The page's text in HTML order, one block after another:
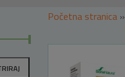
Početna stranica»